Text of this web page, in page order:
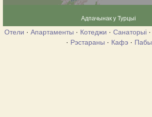
Адпачынак у Турцыі
Отели · Апартаменты · Котеджи · Санаторыі ·
· Рэстараны · Кафэ· Пабы